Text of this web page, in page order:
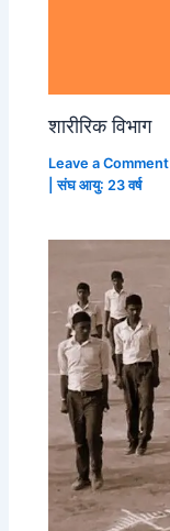
शारीरिक विभाग
Leave a Comment
| संघ आयु: 23 वर्ष